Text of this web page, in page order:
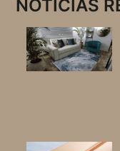
NOTICIAS